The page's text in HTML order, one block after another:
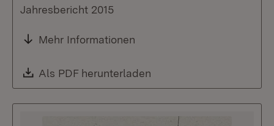
Jahresbericht 2015
Mehr Informationen
Download:
Als PDF herunterladen